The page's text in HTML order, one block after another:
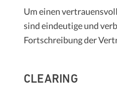
Um einen
sind eindeutige und
Fortschreibung der
CLEARING